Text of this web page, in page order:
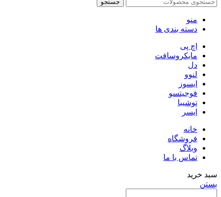
جستجو
منو
دسته بندی ها
اچ پی
مایکروسافت
دل
لنوو
ایسوز
فوجیتسو
توشیبا
ایسر
خانه
فروشگاه
وبلاگ
تماس با ما
سبد خرید
بستن